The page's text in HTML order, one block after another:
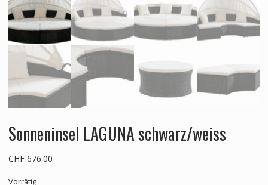
Sonneninsel LAGUNA schwarz/weiss
CHF676.00
Vorrätig